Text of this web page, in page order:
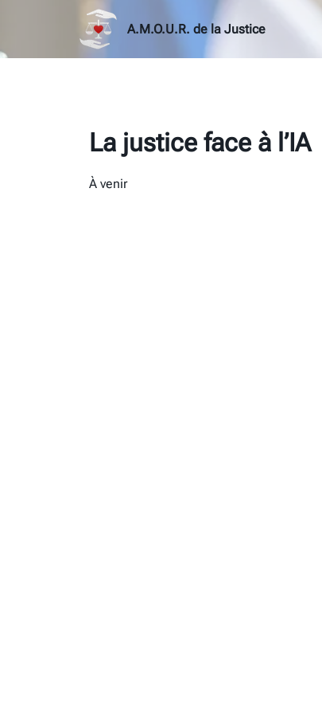
A.M.O.U.R. de la Justice
La justice face à l’IA
À venir